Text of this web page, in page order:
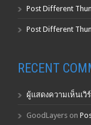
Post Different
Post Different
RECENT
ผู้แสดงความเห็นเวิ
GoodLayers on